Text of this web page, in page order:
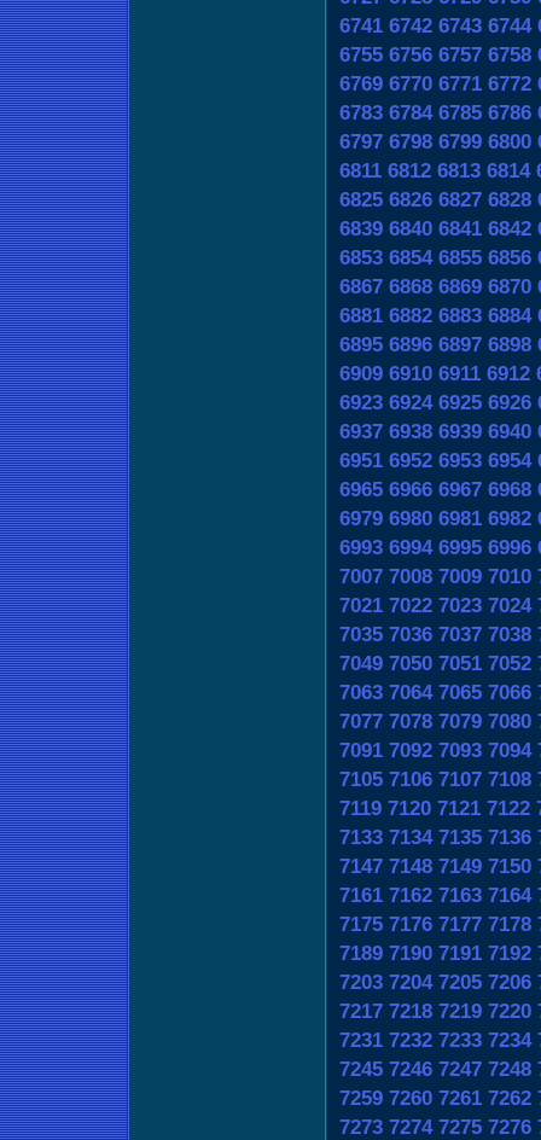
6741 6742 6743 6744
6755 6756 6757 6758
6769 6770 6771 6772
6783 6784 6785 6786
6797 6798 6799 6800
6811 6812 6813 6814
6825 6826 6827 6828
6839 6840 6841 6842
6853 6854 6855 6856
6867 6868 6869 6870
6881 6882 6883 6884
6895 6896 6897 6898
6909 6910 6911 6912
6923 6924 6925 6926
6937 6938 6939 6940
6951 6952 6953 6954
6965 6966 6967 6968
6979 6980 6981 6982
6993 6994 6995 6996
7007 7008 7009 7010
7021 7022 7023 7024
7035 7036 7037 7038
7049 7050 7051 7052
7063 7064 7065 7066
7077 7078 7079 7080
7091 7092 7093 7094
7105 7106 7107 7108
7119 7120 7121 7122
7133 7134 7135 7136
7147 7148 7149 7150
7161 7162 7163 7164
7175 7176 7177 7178
7189 7190 7191 7192
7203 7204 7205 7206
7217 7218 7219 7220
7231 7232 7233 7234
7245 7246 7247 7248
7259 7260 7261 7262
7273 7274 7275 7276